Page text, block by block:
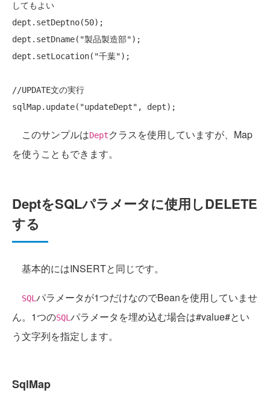
してもよい
dept.setDeptno(50);
dept.setDname( "製品製造部");
dept.setLocation( "千葉");
//UPDATE文の実行
sqlMap.update( "updateDept"
このサンプルはDeptクラスを使用していますが、Map
を使うこともできます。
DeptをSQLパラメータに使用しDELETE
する
基本的にはINSERTと同じです。
SQLパラメータが1つだけなのでBeanを使用していませ
ん。1つのSQLパラメータを埋め込む場合は#value#とい
う文字列を指定します。
SqlMap